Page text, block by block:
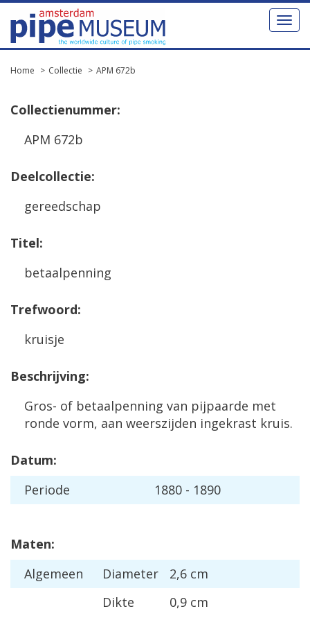
Toggle
Home Collectie APM 672b
Collectienummer:
APM 672b
Deelcollectie:
gereedschap
Titel:
betaalpenning
Trefwoord:
kruisje
Beschrijving:
Gros- of betaalpenning van pijpaarde met
ronde vorm, aan weerszijden ingekrast kruis.
Datum:
Periode
1880 - 1890
Maten:
Algemeen
Diameter
2,6 cm
Dikte
0,9 cm